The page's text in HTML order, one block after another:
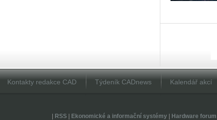
Kontakty redakce CAD Týdeník CADnews Kalendář akcí
RSS| Ekonomické a informační systémy| Hardware forum